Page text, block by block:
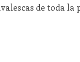
de toda